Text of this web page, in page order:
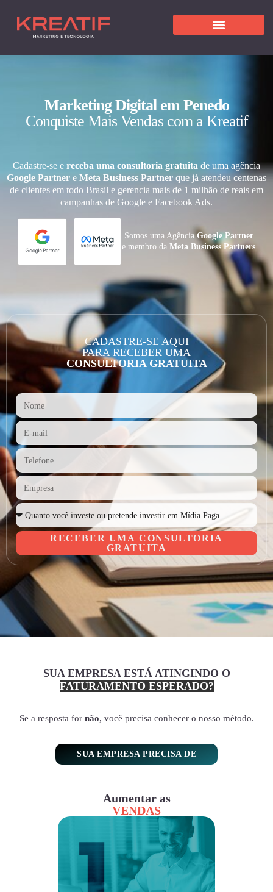
Marketing Digital em Penedo
Conquiste Mais Vendas com a Kreatif
Cadastre-se e receba uma consultoria gratuita de uma agência
Google Partner e Meta Business Partner que já atendeu centenas
de clientes em todo Brasil e gerencia mais de 1 milhão de reais em
campanhas de Google e Facebook Ads.
Somos uma AgênciaGoogle Partner
e membro daMeta Business Partners
CADASTRE-SE AQUI
PARA RECEBER UMA
CONSULTORIA GRATUITA
RECEBER UMA CONSULTORIA
GRATUITA
SUA EMPRESA ESTÁ ATINGINDO O
FATURAMENTO ESPERADO?
Se a resposta for não, você precisa conhecer o nosso método.
SUA EMPRESA PRECISA DE
Aumentar as
VENDAS